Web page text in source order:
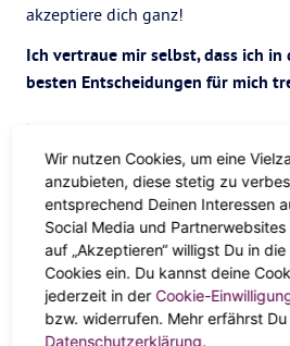
akzeptiere dich ganz!
Ich vertraue mir selbst, dass ich in
besten Entscheidungen für mich
Nur du kennst deine Wahrheit.
Du weißt, was dasBestefür dich ist.
Ich behandle mich selbst mit
Mitgefühl.
Behandle dich selbst so, wie du
bist dein lebenslanger bester
Gefühl, geliebtzu werden.
Wir nutzen Cookies, um eine
anzubieten, diese stetig zu
entsprechend Deinen Interessen
Social Media und
auf „Akzeptieren“ willigst Du in
Cookies ein. Du kannst deine
jederzeit in der Cookie-
bzw. widerrufen. Mehr erfährst
Datenschutzerklärung.